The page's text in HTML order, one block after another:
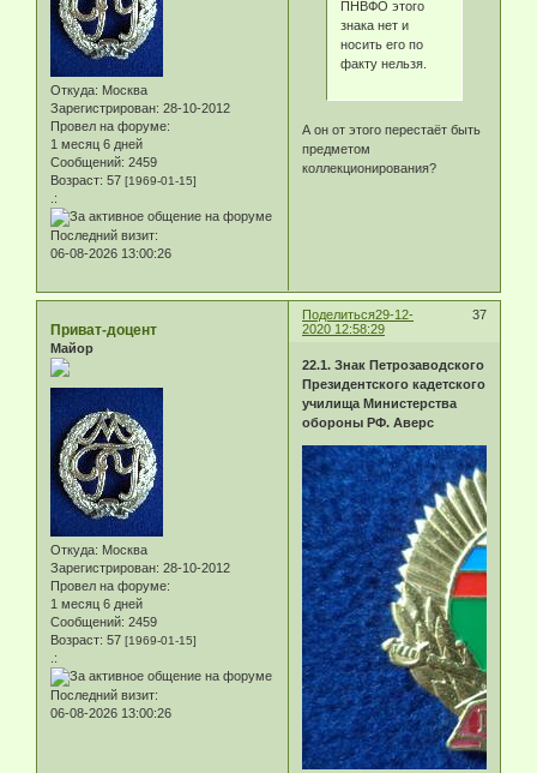
Откуда: Москва
Зарегистрирован: 28-10-2012
Провел на форуме:
1 месяц 6 дней
Сообщений: 2459
Возраст: 57 [1969-01-15]
.:
Последний визит:
06-08-2026 13:00:26
ПНВФО этого
знака нет и
носить его по
факту нельзя.
А он от этого перестаёт быть
предметом
коллекционирования?
Поделиться 37
29-12-
2020 12:58:29
Приват-доцент
Майор
Откуда: Москва
Зарегистрирован: 28-10-2012
Провел на форуме:
1 месяц 6 дней
Сообщений: 2459
Возраст: 57 [1969-01-15]
.:
Последний визит:
06-08-2026 13:00:26
22.1. Знак Петрозаводского
Президентского кадетского
училища Министерства
обороны РФ. Аверс